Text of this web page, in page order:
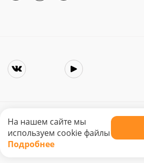
Copyright © 2025. Интернет-магазин
Не является публичной офертой.
На нашем сайте мы
используем cookie файлы
Подробнее